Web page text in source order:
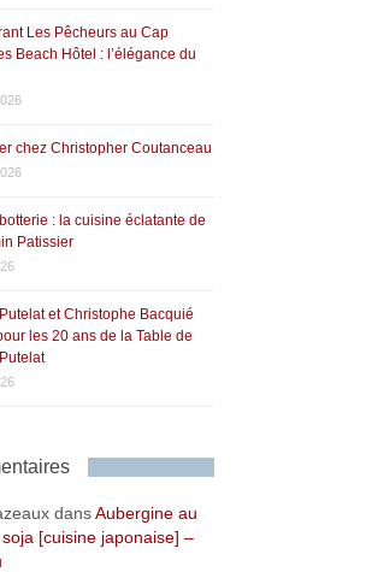
Les Pêcheurs au Cap
Beach Hôtel : l’élégance du
chez Christopher Coutanceau
: la cuisine éclatante de
Patissier
et Christophe Bacquié
les 20 ans de la Table de
dansAubergine au
[cuisine japonaise] –